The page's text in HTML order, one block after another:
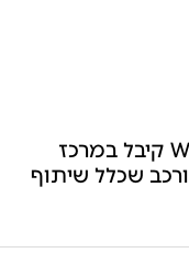
תינוק בן 8 חודשים שאובחן עם מחלה גנטית נדירה הנגרמת מפגיעה בגן WWOX קיבל במרכז
שכלל שיתוף